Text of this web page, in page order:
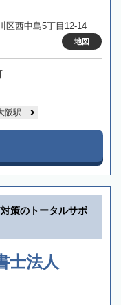
区西中島5丁目12-14
地図
阪駅
策のトータルサポ
士法人